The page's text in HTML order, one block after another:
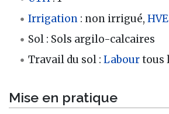
Irrigation : non irrigué,HVE
Sol : Sols argilo-calcaires
Travail du sol :Labourtous
Mise en pratique